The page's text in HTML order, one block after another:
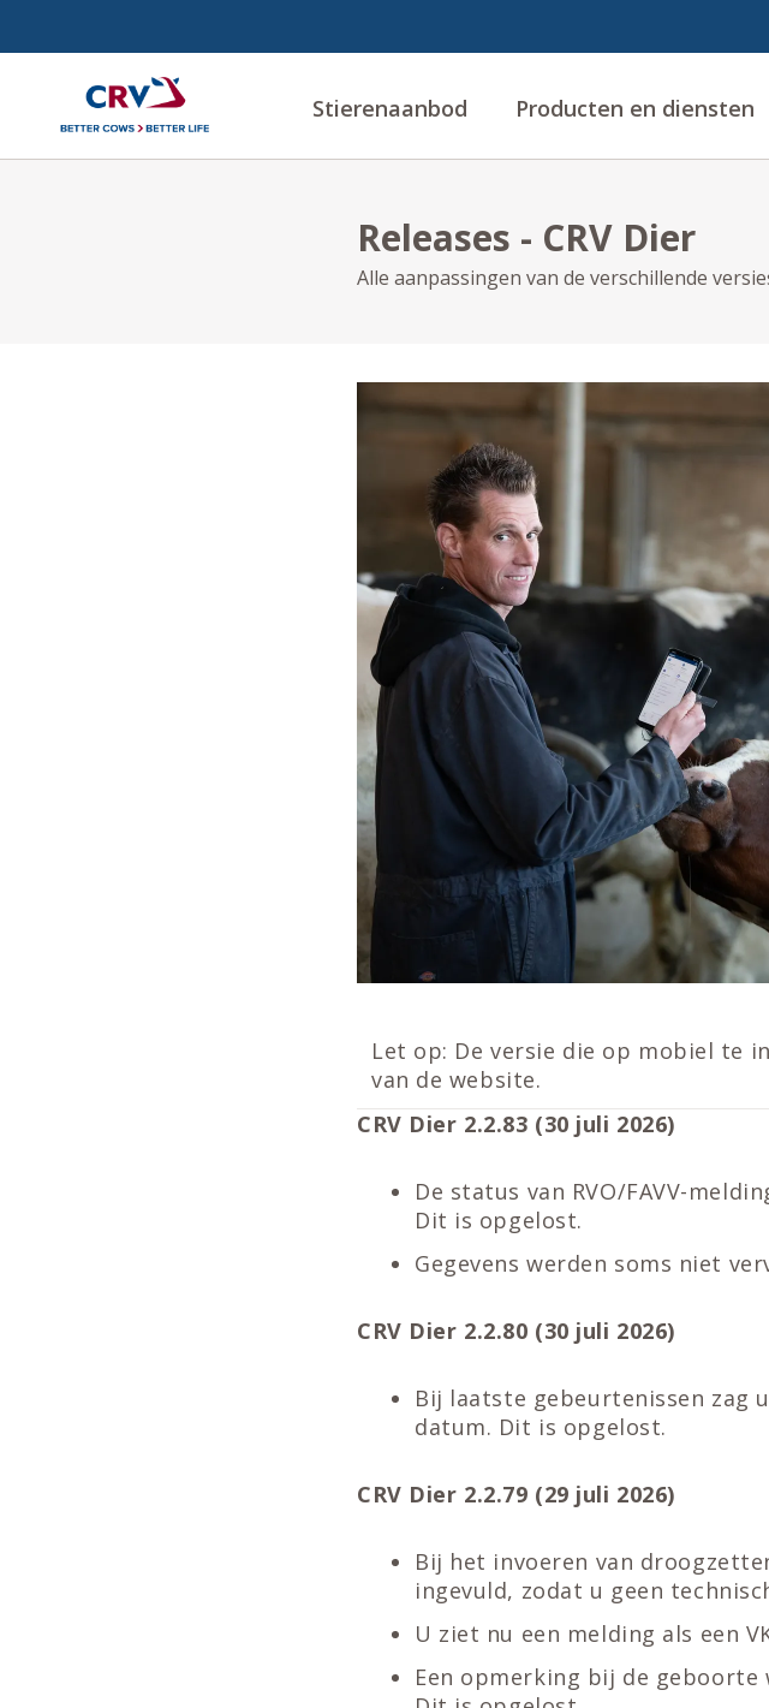
Stierenaanbod Producten en diensten
Releases - CRV Dier
Alle aanpassingen van de verschillende
Let op: De versie die op mobiel te
van de website.
CRV Dier 2.2.83 (30 juli 2026)
De status van RVO/FAVV-
Dit is opgelost.
Gegevens werden soms niet
CRV Dier 2.2.80 (30 juli 2026)
Bij laatste gebeurtenissen zag
datum. Dit is opgelost.
CRV Dier 2.2.79 (29 juli 2026)
Bij het invoeren van
ingevuld, zodat u geen
U ziet nu een melding als een
Een opmerking bij de